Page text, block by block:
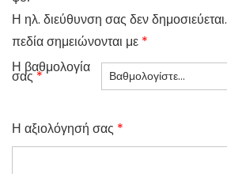
.Η ηλ. διεύθυνση σας δεν δημοσιεύεται.
πεδία σημειώνονται με *
Η βαθμολογία
σας*
Η αξιολόγησή σας *